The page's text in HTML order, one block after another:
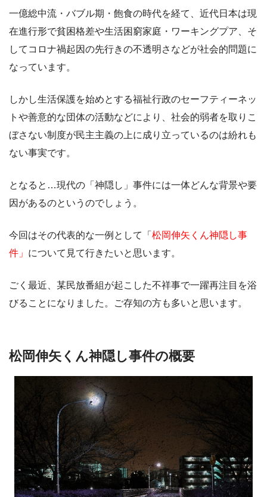
一億総中流・バブル期・飽食の時代を経て、近代日本は現
在進行形で貧困格差や生活困窮家庭・ワーキングプア、そ
してコロナ禍起因の先行きの不透明さなどが社会的問題に
なっています。
しかし生活保護を始めとする福祉行政のセーフティーネッ
トや善意的な団体の活動などにより、社会的弱者を取りこ
ぼさない制度が民主主義の上に成り立っているのは紛れも
ない事実です。
となると…現代の「神隠し」事件には一体どんな背景や要
因があるのというのでしょう。
今回はその代表的な一例として「 松岡伸矢くん神隠し事
件」 について見て行きたいと思います。
ごく最近、某民放番組が起こした不祥事で一躍再注目を浴
びることになりました。ご存知の方も多いと思います。
松岡伸矢くん神隠し事件の概要